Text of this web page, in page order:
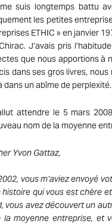
suis longtemps battu
les petites
ETHIC » en janvier
J’avais pris
que nous apportions à
dans ses gros livres,
dans un abîme de perplexité.
attendre le 5 mars
nom de la moyenne
Yvon Gattaz,
vous m’aviez envoyé
histoire qui vous est chère
vous avez découvert un
la moyenne entreprise, et